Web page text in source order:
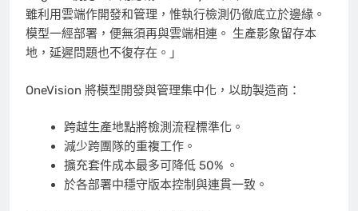
雖利用雲端作開發和管理，惟執行檢測仍徹底立於邊緣。
模型一經部署，便無須再與雲端相連。 生產影象留存本
地，延遲問題也不復存在。」
OneVision 將模型開發與管理集中化，以助製造商：
跨越生產地點將檢測流程標準化。
減少跨團隊的重複工作。
擴充套件成本最多可降低 50% 。
於各部署中穩守版本控制與連貫一致。